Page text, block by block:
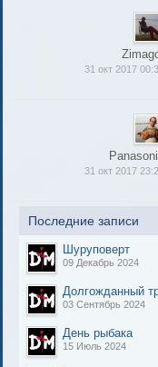
31 окт 2017
31 окт 2017
Последние записи
Шуруповерт
09 Декабрь 2024
Долгожданный
03 Сентябрь 2024
День рыбака
15 Июль 2024